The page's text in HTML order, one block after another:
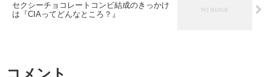
セクシーチョコレートコンビ結成のきっかけ
は『CIAってどんなところ？』
コメント